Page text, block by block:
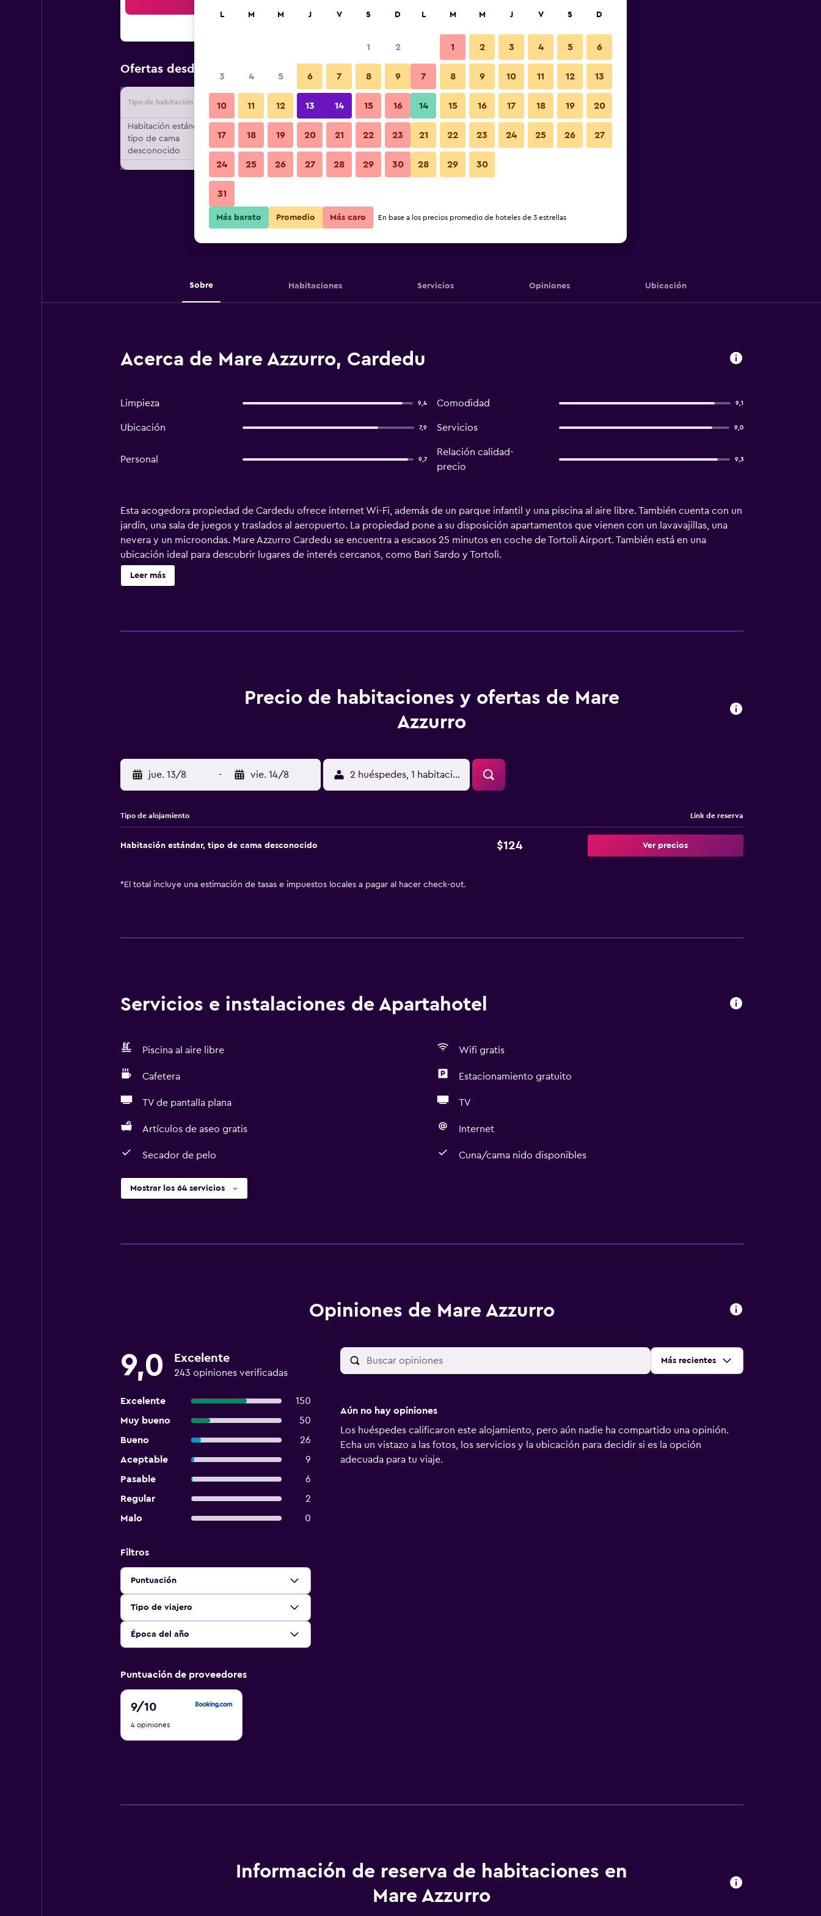
Ofertas desde Oferta más barata de precio por noche
Tipo de habitación Proveedor Total noche
Habitación estándar,
tipo de cama
desconocido
$124 Ver oferta
Sobre Habitaciones Servicios Opiniones Ubicación
Acerca de Mare Azzurro, Cardedu
Limpieza 9,4 Comodidad 9,1
Ubicación 7,9 Servicios 9,0
Personal 9,7
Relación calidad-
precio
9,3
Esta acogedora propiedad de Cardedu ofrece internet Wi-Fi, además de un parque infantil y una piscina al aire libre. También cuenta con un
jardín, una sala de juegos y traslados al aeropuerto. La propiedad pone a su disposición apartamentos que vienen con un lavavajillas, una
nevera y un microondas. Mare Azzurro Cardedu se encuentra a escasos 25 minutos en coche de Tortoli Airport. También está en una
ubicación ideal para descubrir lugares de interés cercanos, como Bari Sardo y Tortolì.
Leer más
Precio de habitaciones y ofertas de Mare
Azzurro
jue. 13/8 - vie. 14/8 2 huéspedes, 1 habitación
Tipo de alojamiento Link de reserva
Habitación estándar, tipo de cama desconocido $124 Ver precios
* El total incluye una estimación de tasas e impuestos locales a pagar al hacer check-out.
Servicios e instalaciones de Apartahotel
Piscina al aire libre Wifi gratis
Cafetera Estacionamiento gratuito
TV de pantalla plana TV
Artículos de aseo gratis Internet
Secador de pelo Cuna/cama nido disponibles
Mostrar los 64 servicios
Opiniones de Mare Azzurro
9,0 Excelente
243 opiniones verificadas
Excelente
150
Muy bueno
50
Bueno
26
Aceptable
9
Pasable
6
Regular
2
Malo
0
Ordenar por:
Más recientes
Filtros
Puntuación
Tipo de viajero
Época del año
Puntuación de proveedores
9/10
9
10
4 opiniones
Aún no hay opiniones
Los huéspedes calificaron este alojamiento, pero aún nadie ha compartido una opinión.
Echa un vistazo a las fotos, los servicios y la ubicación para decidir si es la opción
adecuada para tu viaje.
Información de reserva de habitaciones en
Mare Azzurro
L M M J V S D
1 2
3 4 5 6 7 8 9
10 11 12 13 14 15 16
17 18 19 20 21 22 23
24 25 26 27 28 29 30
31
L M M J V S D
1 2 3 4 5 6
7 8 9 10 11 12 13
14 15 16 17 18 19 20
21 22 23 24 25 26 27
28 29 30
Más barato Promedio Más caro En base a los precios promedio de hoteles de 3 estrellas